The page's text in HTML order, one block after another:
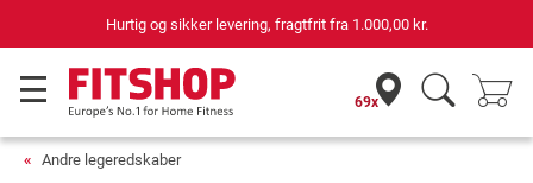
Hurtig og sikker levering, fragtfrit fra 1.000,00 kr.
69x
Andre legeredskaber